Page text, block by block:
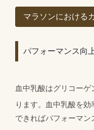
マラソンにおける
パフォーマンス向
血中乳酸はグリコー
ります。血中乳酸を
できればパフォーマン